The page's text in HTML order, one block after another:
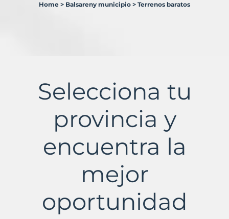
Murbalands
Home > Balsareny municipio > Terrenos baratos
Selecciona tu
provincia y
encuentra la
mejor
oportunidad